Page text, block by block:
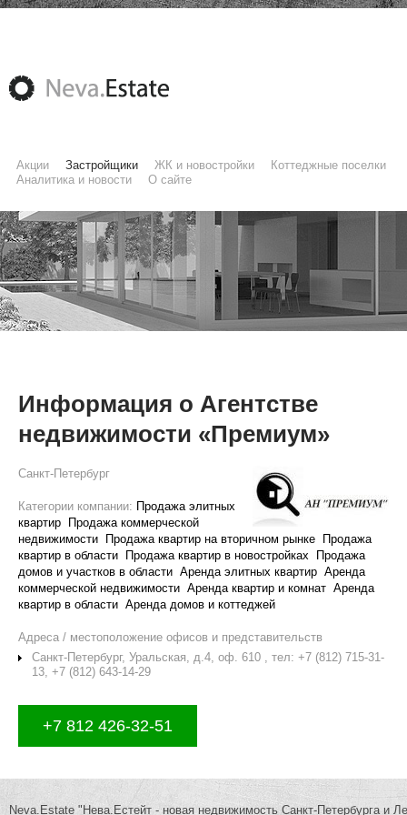
Акции Застройщики ЖК и новостройки
Коттеджные поселки
Аналитика и новости
О сайте
Информация о Агентстве
недвижимости «Премиум»
Санкт-Петербург
Категории компании: Продажа элитных
квартир
Продажа коммерческой
недвижимости
Продажа квартир на вторичном рынке
Продажа
квартир в области
Продажа квартир в новостройках
Продажа
домов и участков в области Аренда элитных квартир Аренда
коммерческой недвижимости Аренда квартир и комнат Аренда
квартир в области Аренда домов и коттеджей
Адреса / местоположение офисов и представительств
Санкт-Петербург, Уральская, д.4, оф. 610 , тел: +7 (812) 715-31-
13, +7 (812) 643-14-29
+7 812 426-32-51
Neva.Estate "Нева.Естейт - новая недвижимость Санкт-Петербурга и